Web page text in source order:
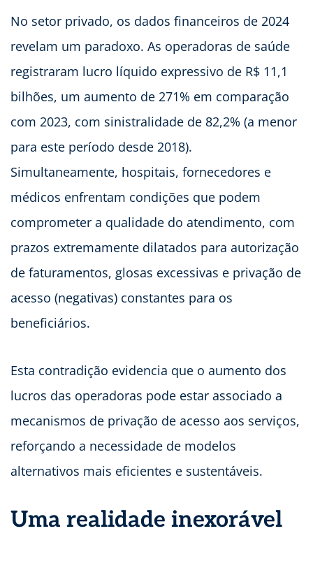
No setor privado, os dados financeiros de 2024
revelam um paradoxo. As operadoras de saúde
registraram lucro líquido expressivo de R$ 11,1
bilhões, um aumento de 271% em comparação
com 2023, com sinistralidade de 82,2% (a menor
para este período desde 2018).
Simultaneamente, hospitais, fornecedores e
médicos enfrentam condições que podem
comprometer a qualidade do atendimento, com
prazos extremamente dilatados para autorização
de faturamentos, glosas excessivas e privação de
acesso (negativas) constantes para os
beneficiários.
Esta contradição evidencia que o aumento dos
lucros das operadoras pode estar associado a
mecanismos de privação de acesso aos serviços,
reforçando a necessidade de modelos
alternativos mais eficientes e sustentáveis.
Uma realidade inexorável